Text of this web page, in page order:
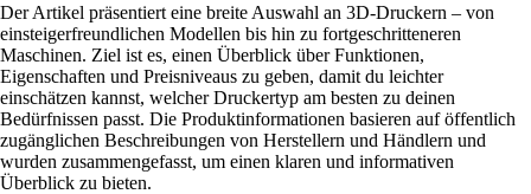
Der Artikel präsentiert eine breite Auswahl an 3D-Druckern – von
einsteigerfreundlichen Modellen bis hin zu fortgeschritteneren
Maschinen. Ziel ist es, einen Überblick über Funktionen,
Eigenschaften und Preisniveaus zu geben, damit du leichter
einschätzen kannst, welcher Druckertyp am besten zu deinen
Bedürfnissen passt. Die Produktinformationen basieren auf öffentlich
zugänglichen Beschreibungen von Herstellern und Händlern und
wurden zusammengefasst, um einen klaren und informativen
Überblick zu bieten.